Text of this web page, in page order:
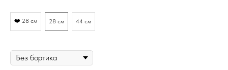
❤️ 28 см 28 см 44 см